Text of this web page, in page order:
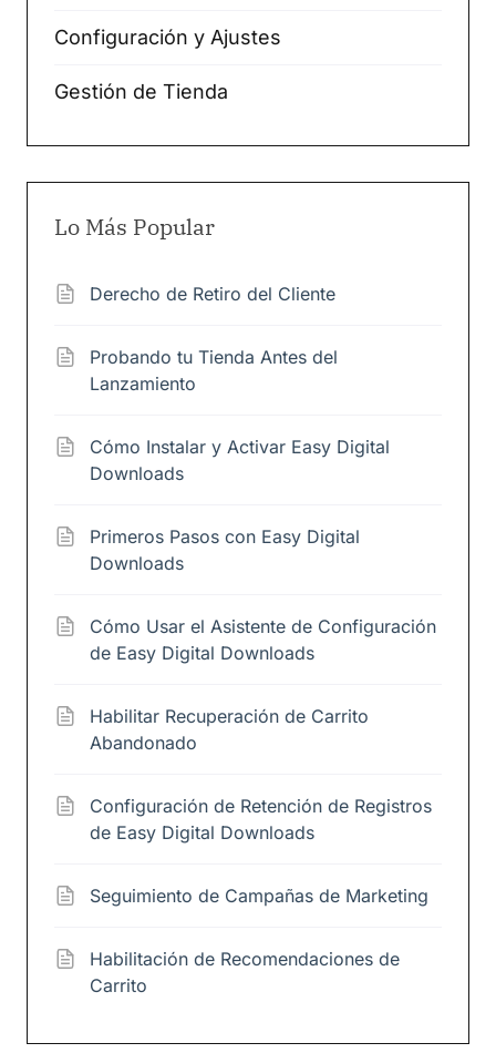
Configuración y Ajustes
Gestión de Tienda
Lo Más Popular
Derecho de Retiro del Cliente
Probando tu Tienda Antes del
Lanzamiento
Cómo Instalar y Activar Easy Digital
Downloads
Primeros Pasos con Easy Digital
Downloads
Cómo Usar el Asistente de Configuración
de Easy Digital Downloads
Habilitar Recuperación de Carrito
Abandonado
Configuración de Retención de Registros
de Easy Digital Downloads
Seguimiento de Campañas de Marketing
Habilitación de Recomendaciones de
Carrito